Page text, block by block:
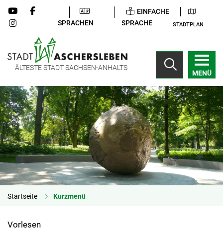
SPRACHEN
EINFACHE
SPRACHE
STADTPLAN
ÄLTESTE STADT SACHSEN-ANHALTS
MENÜ
Startseite Kurzmenü
Vorlesen